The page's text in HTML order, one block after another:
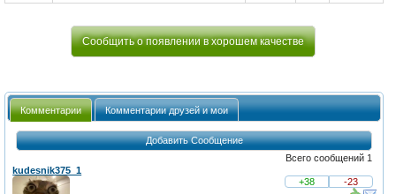
Сообщить о появлении в хорошем качестве
Комментарии Комментарии друзей и мои
Добавить Сообщение
Всего сообщений 1
kudesnik375_1
+38
-23